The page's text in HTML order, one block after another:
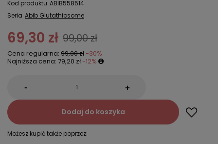
Kod produktu ABIB558514
Seria Abib Glutathiosome
69,30 zł 99,00 zł
Cena regularna: 99,00 zł -30%
Najniższa cena: 79,20 zł -12%
- +
Dodaj do koszyka
Możesz kupić także poprzez: